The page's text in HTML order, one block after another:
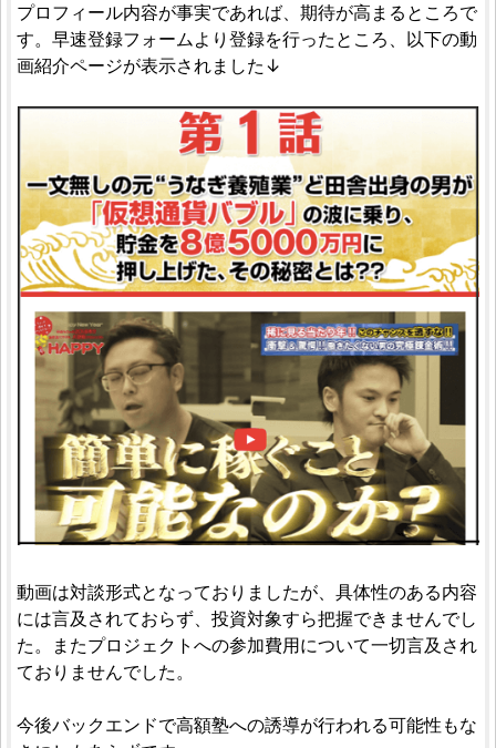
プロフィール内容が事実であれば、期待が高まるところで
す。早速登録フォームより登録を行ったところ、以下の動
画紹介ページが表示されました↓
動画は対談形式となっておりましたが、具体性のある内容
には言及されておらず、投資対象すら把握できませんでし
た。またプロジェクトへの参加費用について一切言及され
ておりませんでした。
今後バックエンドで高額塾への誘導が行われる可能性もな